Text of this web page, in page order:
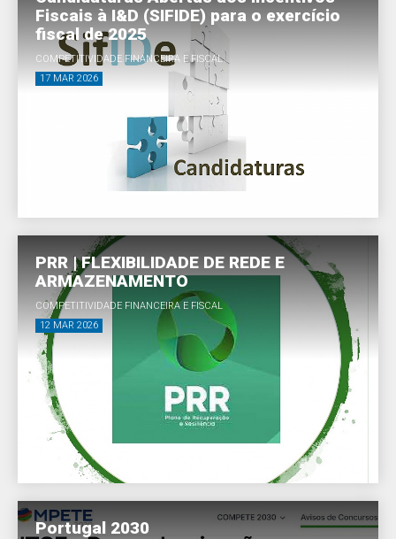
Fiscais à I&D (SIFIDE) para o exercício
fiscal de 2025
COMPETITIVIDADE FINANCEIRA E FISCAL
17 MAR 2026
PRR | FLEXIBILIDADE DE REDE E
ARMAZENAMENTO
COMPETITIVIDADE FINANCEIRA E FISCAL
12 MAR 2026
Portugal 2030